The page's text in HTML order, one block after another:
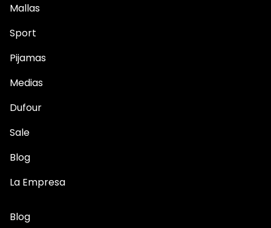
Mallas
Sport
Pijamas
Medias
Dufour
Sale
Blog
La Empresa
Blog